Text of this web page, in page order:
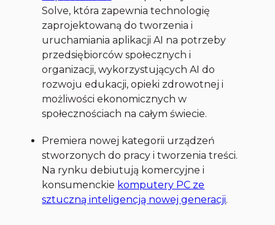
Solve, która zapewnia technologię
zaprojektowaną do tworzenia i
uruchamiania aplikacji AI na potrzeby
przedsiębiorców społecznych i
organizacji, wykorzystujących AI do
rozwoju edukacji, opieki zdrowotnej i
możliwości ekonomicznych w
społecznościach na całym świecie.
Premiera nowej kategorii urządzeń
stworzonych do pracy i tworzenia treści.
Na rynku debiutują komercyjne i
konsumenckie komputery PC ze
sztuczną inteligencją nowej generacji.